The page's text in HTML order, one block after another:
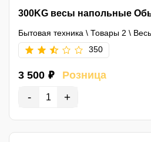
300KG
Бытовая техника \ Товары 2 \
350
3 500 ₽ Розница
- +